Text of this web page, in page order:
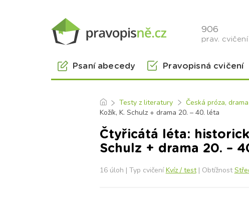
906
prav. cvičení
Psaní abecedy Pravopisná cvičení
Testy z literatury Česká próza,
Kožík, K. Schulz + drama 20. – 40. léta
Čtyřicátá léta:
Schulz + drama 20. –
16 úloh | Typ cvičeníKvíz / test| Obtížnost